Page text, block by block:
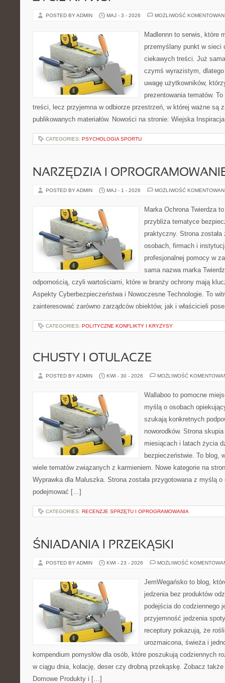
POSTED BY ADMIN MAJ - 3 - 2026 MOŻLIWOŚĆ
Madlennn to serwis, które
przemyślany punkt w sieci
ciekawych treści. Już
czymś wyrazistym,
uwagę użytkowników,
prezentowania tematów.
treści, lecz przyjemna w odbiorze przestrzeń, w której ważne są
publikowanych materiałów. Nowości na stronie: Wiejska
CATEGORIES: PSYCHOLOGIA SPORTU
NARZĘDZIA I
POSTED BY ADMIN MAJ - 1 - 2026 MOŻLIWOŚĆ
Marka Ochrona Twierdza
przybliża tematyce
praktyczny. Strona
osobach, firmach i
profesjonalnej pomocy w
sama nazwa marka
odpornością, czyli wartościami, które w branży ochrony mają
Aspekty Cyberbezpieczeństwa i Nowoczesne Technologie. To
zainteresować zarówno zarządców obiektów, jak i właścicieli
CATEGORIES: POLITYCZNE KONFLIKTY I KRYZYSY
CHUSTY I OTULACZE
POSTED BY ADMIN KWI - 30 - 2026 MOŻLIWOŚĆ
Wallaboo to pomocne
myślą o osobach
szukają konkretnych
noworodków. Strona
miesiącach i latach życia
bezpieczeństwie. To blog,
wiele tematów związanych z karmieniem. Nowe kategorie na
Wyprawka dla Maluszka. Strona została przygotowana z myślą
podejmować […]
CATEGORIES: RECENZJE SPRZĘTU I OPROGRAMOWANIA
ŚNIADANIA I PRZEKĄSKI
POSTED BY ADMIN KWI - 23 - 2026 MOŻLIWOŚĆ
JemWegańsko to blog,
jedzenia bez produktów
podejścia do codziennego
przyjemność jedzenia
receptury pokazują, że
urozmaicona, świeża i
kompendium pomysłów dla osób, które poszukują codziennych
w ciągu dnia, kolację, deser czy drobną przekąskę. Zobacz
Domowe Produkty i […]